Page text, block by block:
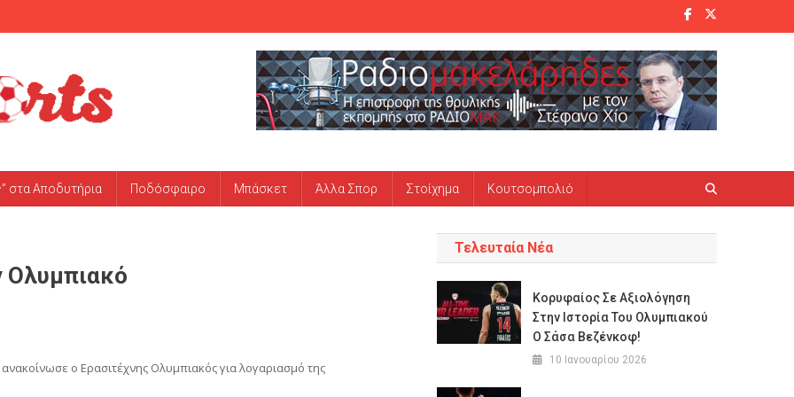
στα Αποδυτήρια Ποδόσφαιρο Μπάσκετ Άλλα Σπορ Στοίχημα Κουτσομπολιό
Ολυμπιακό
ο Ερασιτέχνης Ολυμπιακός για λογαριασμό της
Τελευταία Νέα
Κορυφαίος Σε Αξιολόγηση
Στην Ιστορία Του Ολυμπιακού
Ο Σάσα Βεζένκοφ!
10 Ιανουαρίου 2026